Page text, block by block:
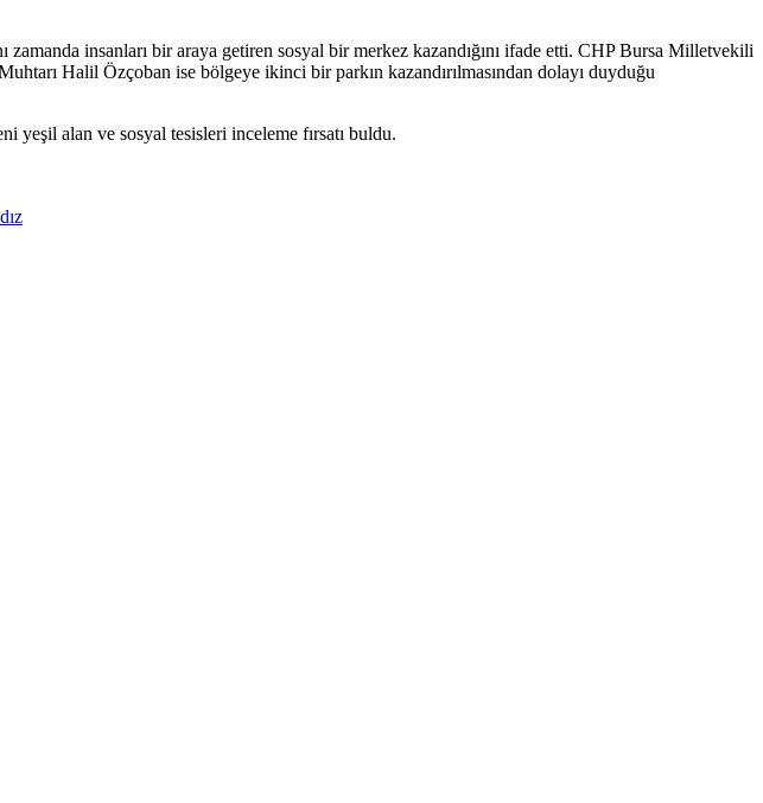
insanları bir araya getiren sosyal bir merkez kazandığını ifade etti. CHP Bursa Milletvekili
Halil Özçoban ise bölgeye ikinci bir parkın kazandırılmasından dolayı duyduğu
yeşil alan ve sosyal tesisleri inceleme fırsatı buldu.